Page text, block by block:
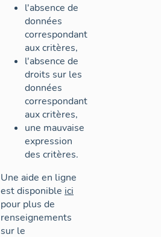
l'absence de
données
correspondant
aux critères,
l'absence de
droits sur les
données
correspondant
aux critères,
une mauvaise
expression
des critères.
Une aide en ligne
est disponible ici
pour plus de
renseignements
sur le